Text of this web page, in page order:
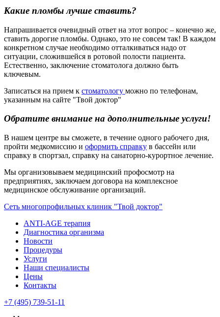
Какие пломбы лучше ставить?
Напрашивается очевидный ответ на этот вопрос – конечно же,
ставить дорогие пломбы. Однако, это не совсем так! В каждом
конкретном случае необходимо отталкиваться надо от
ситуации, сложившейся в ротовой полости пациента.
Естественно, заключение стоматолога должно быть
ключевым.
Записаться на прием к стоматологу можно по телефонам,
указанным на сайте "Твой доктор"
Обратите внимание на дополнительные услуги!
В нашем центре вы сможете, в течение одного рабочего дня,
пройти медкомиссию и оформить справку в бассейн или
справку в спортзал, справку на санаторно-курортное лечение.
Мы организовываем медицинский профосмотр на
предприятиях, заключаем договора на комплексное
медицинское обслуживание организаций.
Сеть многопрофильных клиник "Твой доктор"
ANTI-AGE терапия
Диагностика организма
Новости
Процедуры
Услуги
Наши специалисты
Цены
Контакты
+7 (495) 739-51-11